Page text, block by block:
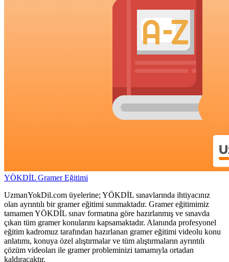
YÖKDİL Gramer Eğitimi
UzmanYokDil.com üyelerine; YÖKDİL sınavlarında ihtiyacınız
olan ayrıntılı bir gramer eğitimi sunmaktadır. Gramer eğitimimiz
tamamen YÖKDİL sınav formatına göre hazırlanmış ve sınavda
çıkan tüm gramer konularını kapsamaktadır. Alanında profesyonel
eğitim kadromuz tarafından hazırlanan gramer eğitimi videolu konu
anlatımı, konuya özel alıştırmalar ve tüm alıştırmaların ayrıntılı
çözüm videoları ile gramer probleminizi tamamıyla ortadan
kaldıracaktır.